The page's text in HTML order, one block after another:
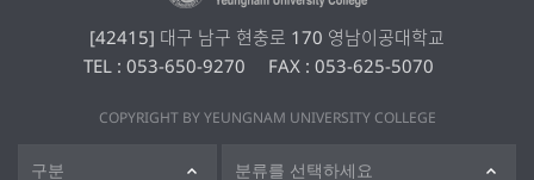
[42415] 대구 남구 현충로 170 영남이공대학교
TEL : 053-650-9270 FAX : 053-625-5070
COPYRIGHT BY YEUNGNAM UNIVERSITY COLLEGE
구분 분류를 선택하세요